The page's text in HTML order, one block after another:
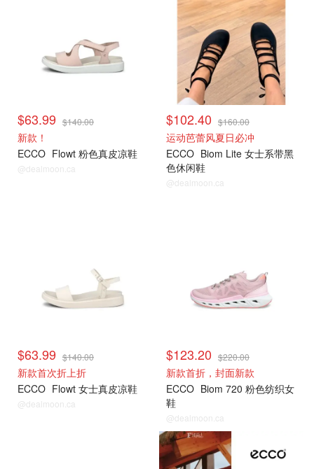
$63.99 $140.00
新款！
ECCO Flowt 粉色真皮凉鞋
@dealmoon.ca
$102.40 $160.00
运动芭蕾风夏日必冲
ECCO Biom Lite 女士系带黑
色休闲鞋
@dealmoon.ca
$63.99 $140.00
新款首次折上折
ECCO Flowt 女士真皮凉鞋
@dealmoon.ca
$123.20 $220.00
新款首折，封面新款
ECCO Biom 720 粉色纺织女
鞋
@dealmoon.ca